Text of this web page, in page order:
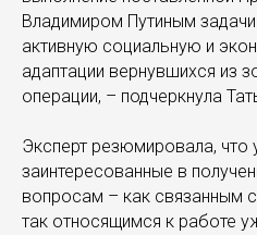
Владимиром Путиным
активную социальную и
адаптации вернувшихся из
операции, – подчеркнула
Эксперт резюмировала, что
заинтересованные в
вопросам – как связанным
так относящимся к работе